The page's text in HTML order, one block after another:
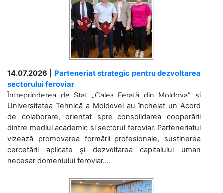
14.07.2026
Parteneriat strategic pentru dezvoltarea
sectorului feroviar
Întreprinderea de Stat „Calea Ferată din Moldova” și
Universitatea Tehnică a Moldovei au încheiat un Acord
de colaborare, orientat spre consolidarea cooperării
dintre mediul academic și sectorul feroviar. Parteneriatul
vizează promovarea formării profesionale, susținerea
cercetării aplicate și dezvoltarea capitalului uman
necesar domeniului feroviar....